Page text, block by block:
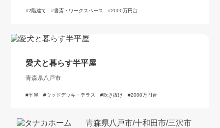
2階建て 書斎・ワークスペース 2000万円台
愛犬と暮らす半平屋
青森県八戸市
平屋 ウッドデッキ・テラス 吹き抜け 2000万円台
青森県八戸市/十和田市/三沢市